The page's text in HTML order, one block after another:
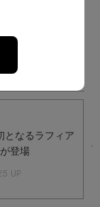
となるラフィア
登場
UP